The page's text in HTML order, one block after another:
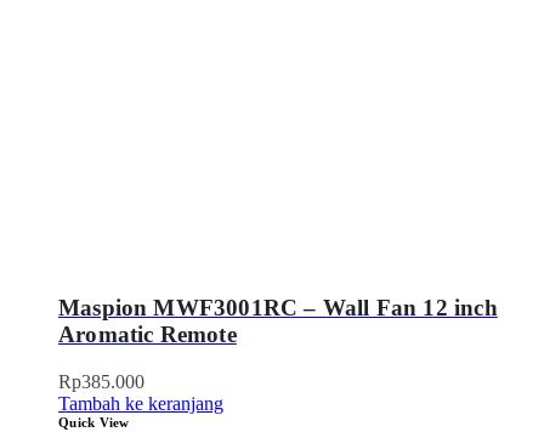
Maspion MWF3001RC – Wall Fan 12 inch
Aromatic Remote
Rp385.000
Tambah ke keranjang
Quick View